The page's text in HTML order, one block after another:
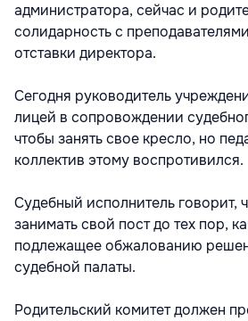
администратора, сейчас и
солидарность с
отставки директора.
Сегодня руководитель
лицей в сопровождении
чтобы занять свое кресло, но
коллектив этому воспротивился.
Судебный исполнитель говорит,
занимать свой пост до тех пор,
подлежащее обжалованию
судебной палаты.
Родительский комитет должен